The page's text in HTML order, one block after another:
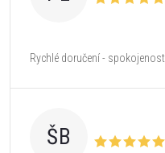
Rychlé doručení - spokojenost
ŠB